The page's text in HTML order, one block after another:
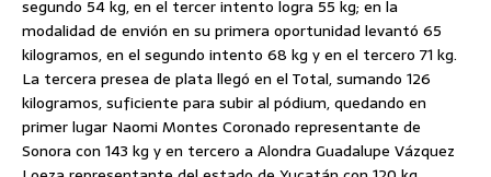
segundo 54 kg, en el tercer intento logra 55 kg; en la
modalidad de envión en su primera oportunidad levantó 65
kilogramos, en el segundo intento 68 kg y en el tercero 71 kg.
La tercera presea de plata llegó en el Total, sumando 126
kilogramos, suficiente para subir al pódium, quedando en
primer lugar Naomi Montes Coronado representante de
Sonora con 143 kg y en tercero a Alondra Guadalupe Vázquez